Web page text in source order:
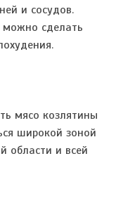
и сосудов.
можно сделать
мясо козлятины
широкой зоной
области и всей